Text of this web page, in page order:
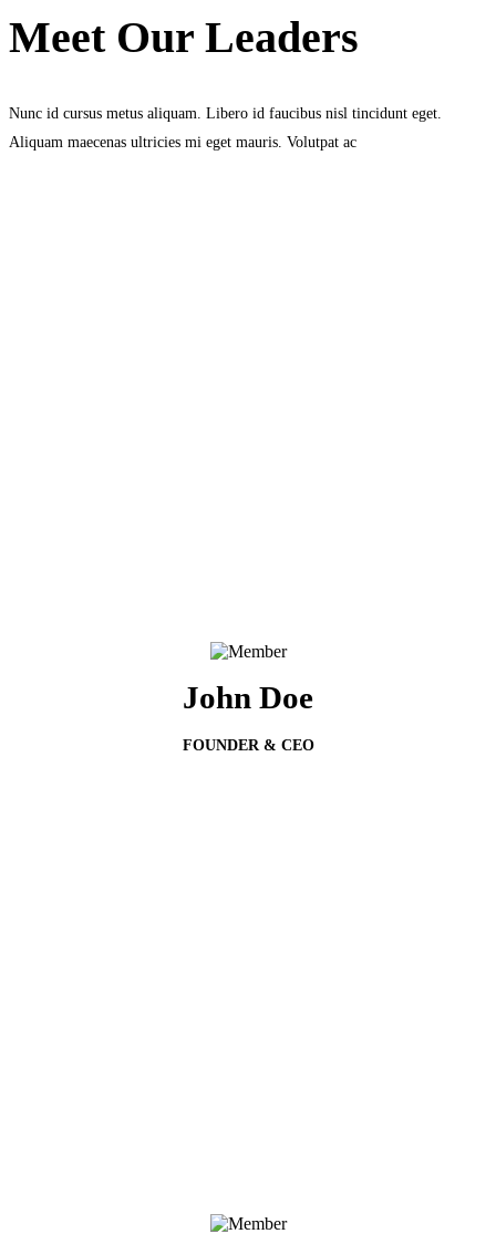
Meet Our Leaders
Nunc id cursus metus aliquam. Libero id faucibus nisl tincidunt eget.
Aliquam maecenas ultricies mi eget mauris. Volutpat ac
John Doe
FOUNDER & CEO